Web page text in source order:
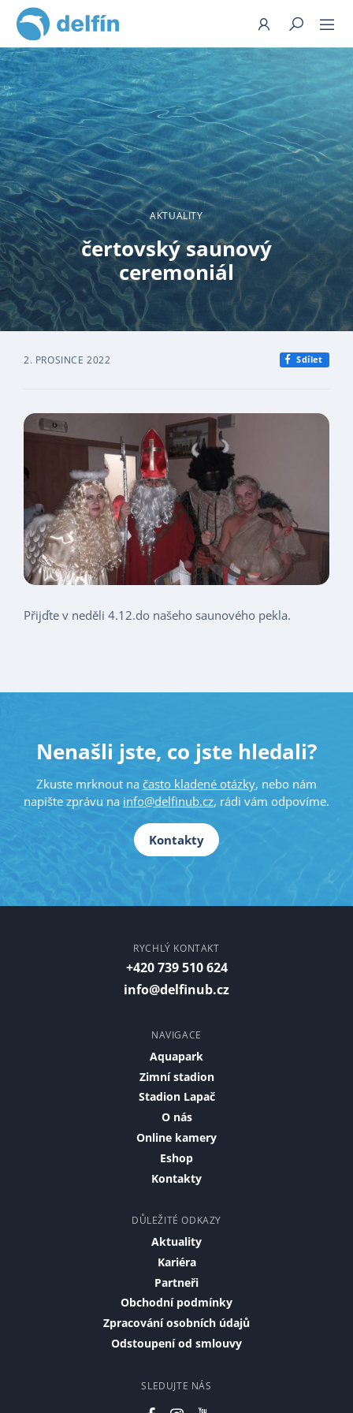
Hledat
AKTUALITY
čertovský saunový
ceremoniál
2. PROSINCE 2022 Sdílet
Přijďte v neděli 4.12.do našeho saunového pekla.
Nenašli jste, co jste hledali?
Zkuste mrknout na často kladené otázky, nebo nám
napište zprávu na info@delfinub.cz, rádi vám odpovíme.
Kontakty
RYCHLÝ KONTAKT
+420 739 510 624
info@delfinub.cz
NAVIGACE
Aquapark
Zimní stadion
Stadion Lapač
O nás
Online kamery
Eshop
Kontakty
DŮLEŽITÉ ODKAZY
Aktuality
Kariéra
Partneři
Obchodní podmínky
Zpracování osobních údajů
Odstoupení od smlouvy
SLEDUJTE NÁS